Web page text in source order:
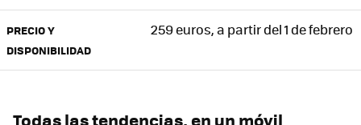
PRECIO Y
DISPONIBILIDAD
259 euros, a partir del 1 de febrero
Todas las tendencias, en un móvil